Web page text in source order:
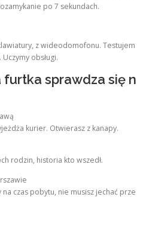
po 7 sekundach.
z wideodomofonu. Testujem
obsługi.
sprawdza się n
kurier. Otwierasz z kanapy.
rodzin, historia kto wszedł.
czas pobytu, nie musisz jechać prze